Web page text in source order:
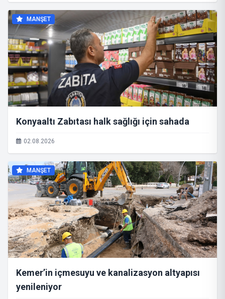
MANŞET
Konyaaltı Zabıtası halk sağlığı için sahada
02.08.2026
MANŞET
Kemer’in içmesuyu ve kanalizasyon altyapısı
yenileniyor